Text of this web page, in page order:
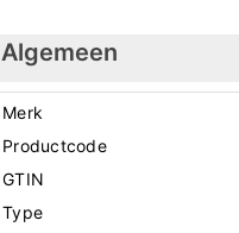
Algemeen
Merk
Productcode
GTIN
Type